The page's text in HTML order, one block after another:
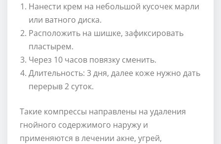
Нанести крем на небольшой кусочек марли
или ватного диска.
Расположить на шишке, зафиксировать
пластырем.
Через 10 часов повязку сменить.
Длительность: 3 дня, далее коже нужно дать
перерыв 2 суток.
Такие компрессы направлены на удаления
гнойного содержимого наружу и
применяются в лечении акне, угрей,